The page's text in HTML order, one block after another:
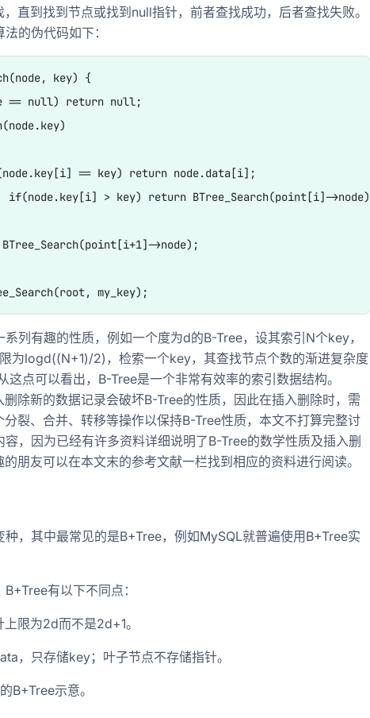
，直到找到节点或找到null指针，前者查找成功，后者查找失败。
的伪代码如下：
key) {
== null) return null;
== key) return node.data[i];
if(node.key[i] > key) return BTree_Search(point[i]->node);
>node);
系列有趣的性质，例如一个度为d的B-Tree，设其索引N个key，
为logd((N+1)/2)，检索一个key，其查找节点个数的渐进复杂度
这点可以看出，B-Tree是一个非常有效率的索引数据结构。
删除新的数据记录会破坏B-Tree的性质，因此在插入删除时，需
分裂、合并、转移等操作以保持B-Tree性质，本文不打算完整讨
容，因为已经有许多资料详细说明了B-Tree的数学性质及插入删
朋友可以在本文末的参考文献一栏找到相应的资料进行阅读。
种，其中最常见的是B+Tree，例如MySQL就普遍使用B+Tree实
有以下不同点：
限为2d而不是2d+1。
，只存储key；叶子节点不存储指针。
B+Tree示意。